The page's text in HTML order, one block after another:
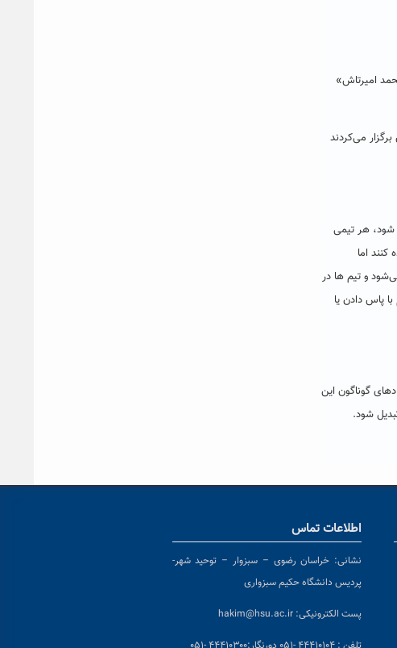
در ایران از سال ۱۳۴۴ شکل گرفت. «علی‌محمد امیرتاش»
می‌کردند
می شود، هر تیمی
اما
دیگر بدنش هم استفاده کند..مسابقه در دو نیمه ۳۰ دقیقه برگزار می‌شود و تیم ها در
با پاس دادن یا
گوناگون این
شود.
اطلاعات تماس
نشانی: خراسان رضوی – سبزوار – توحید شهر-
پردیس دانشگاه حکیم سبزواری
پست الکترونیکی: hakim@hsu.ac.ir